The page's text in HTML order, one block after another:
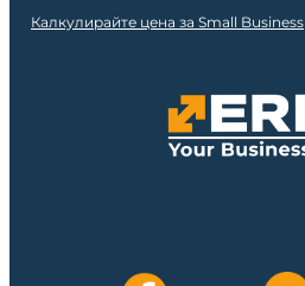
Калкулирайте цена за Small Business